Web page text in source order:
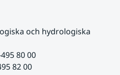
och hydrologiska
80 00
82 00